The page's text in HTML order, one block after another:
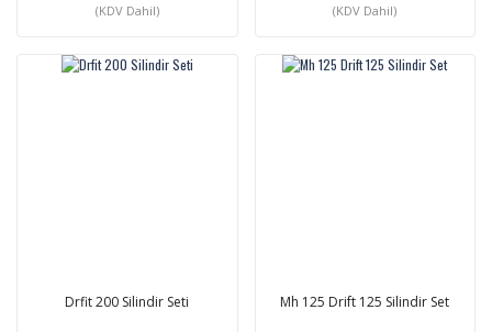
(KDV Dahil) (KDV Dahil)
Drfit 200 Silindir Seti Mh 125 Drift 125 Silindir Set